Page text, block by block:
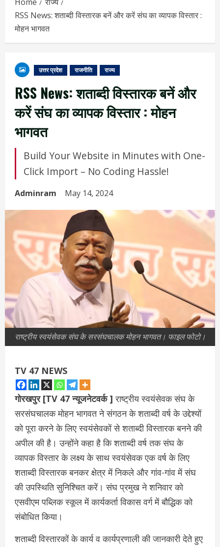
RSS News: शताब्दी विस्तारक बनें और करें संघ का व्यापक विस्तार :
मोहन भागवत
उत्तर प्रदेश राजनीति राज्य
RSS News: शताब्दी विस्तारक बनें और
करें संघ का व्यापक विस्तार : मोहन
भागवत
Build Your Website in Minutes with One-
Click Import – No Coding Hassle!
Adminram May 14, 2024
राष्ट्रीय स्वयंसेवक संघ के सरसंघचालक मोहन भागवत। फाइल फोटो।
TV 47 NEWS
गोरखपुर [TV 47 न्यूजनेटवर्क ] राष्ट्रीय स्वयंसेवक संघ के
सरसंघचालक मोहन भागवत ने संगठन के शताब्दी वर्ष के उद्देश्यों
को पूरा करने के लिए स्वयंसेवकों से शताब्दी विस्तारक बनने की
अपील की है। उन्होंने कहा है कि शताब्दी वर्ष तक संघ के
व्यापक विस्तार के लक्ष्य के साथ स्वयंसेवक एक वर्ष के लिए
शताब्दी विस्तारक बनकर क्षेत्र में निकले और गांव-गांव में संघ
की उपस्थिति सुनिश्चित करें। संघ प्रमुख ने शनिवार को
एसवीएम पब्लिक स्कूल में कार्यकर्ता विकास वर्ग में बौद्धिक को
संबोधित किया।
शताब्दी विस्तारकों के कार्य व कार्यप्रणाली की जानकारी देते हुए